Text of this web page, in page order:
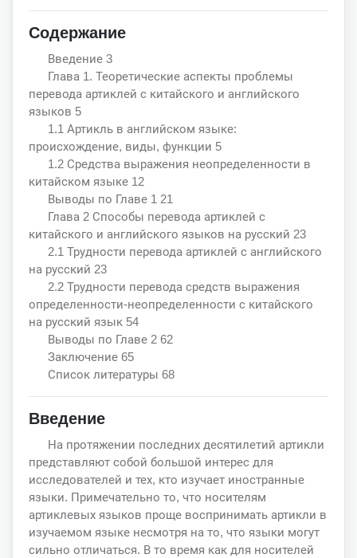
Содержание
Введение 3
Глава 1. Теоретические аспекты проблемы
перевода артиклей с китайского и английского
языков 5
1.1 Артикль в английском языке:
происхождение, виды, функции 5
1.2 Средства выражения неопределенности в
китайском языке 12
Выводы по Главе 1 21
Глава 2 Способы перевода артиклей с
китайского и английского языков на русский 23
2.1 Трудности перевода артиклей с английского
на русский 23
2.2 Трудности перевода средств выражения
определенности-неопределенности с китайского
на русский язык 54
Выводы по Главе 2 62
Заключение 65
Список литературы 68
Введение
На протяжении последних десятилетий артикли
представляют собой большой интерес для
исследователей и тех, кто изучает иностранные
языки. Примечательно то, что носителям
артиклевых языков проще воспринимать артикли в
изучаемом языке несмотря на то, что языки могут
сильно отличаться. В то время как для носителей